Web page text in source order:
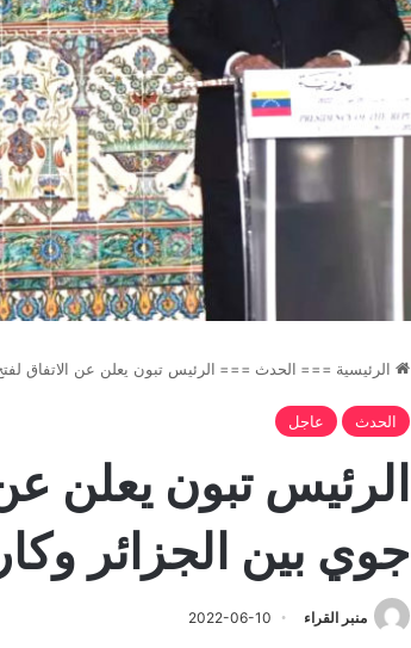
الرئيسية === الحدث === الرئيس تبون يعلن عن الاتفاق
الحدث عاجل
الرئيس تبون يعلن
جوي بين الجزائر
منبر القراء 2022-06-10
خدمة
المواطن